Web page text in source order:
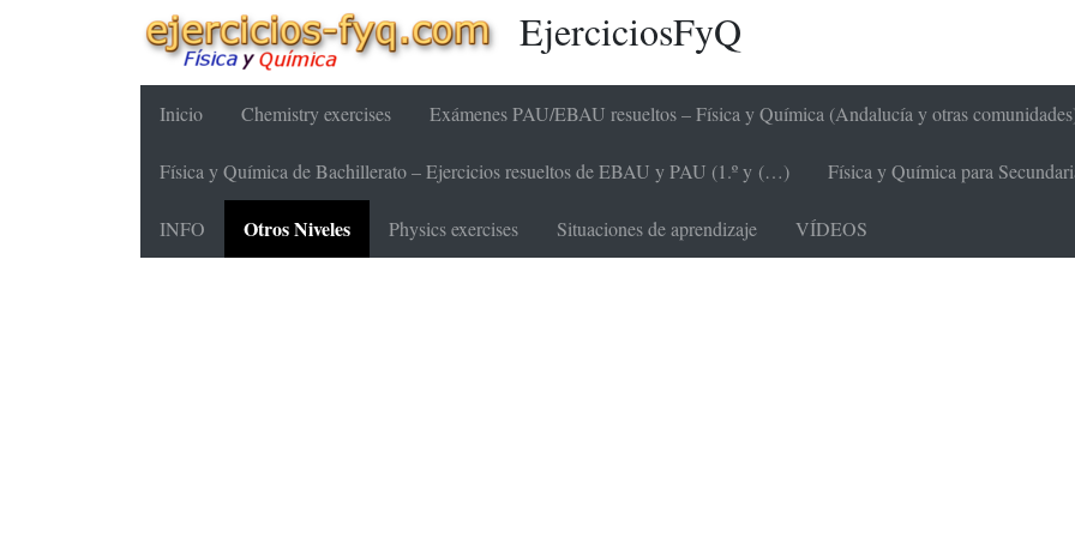
EjerciciosFyQ
Inicio Chemistry exercises Exámenes PAU/EBAU resueltos – Física y Química (Andalucía y otras
Física y Química de Bachillerato – Ejercicios resueltos de EBAU y PAU (1.º y (…) Física y Química para
INFO Otros Niveles Physics exercises Situaciones de aprendizaje VÍDEOS